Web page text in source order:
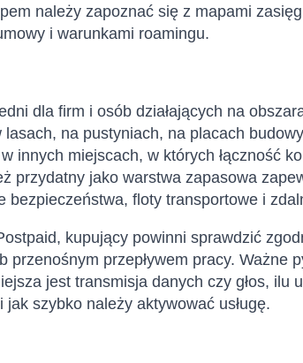
należy zapoznać się z mapami
i warunkami roamingu.
dla firm i osób działających na
na pustyniach, na placach
innych miejscach, w których łączność
przydatny jako warstwa zapasowa
bezpieczeństwa, floty transportowe i
kupujący powinni sprawdzić
przenośnym przepływem pracy. Ważne
jest transmisja danych czy głos, ilu
szybko należy aktywować usługę.